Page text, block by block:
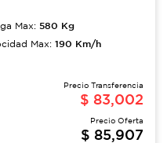
Max: 580 Kg
Max: 190 Km/h
Precio Transferencia
$ 83,002
Precio Oferta
$ 85,907